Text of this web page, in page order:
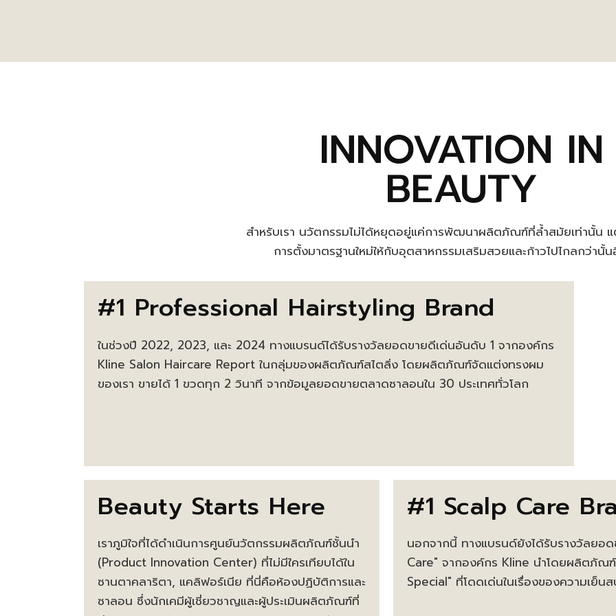
INNOVATION IN
BEAUTY
สำหรับเรา นวัตกรรมไม่ได้หยุดอยู่แค่การพัฒนาผลิตภัณฑ์ที่ล้ำสมัยเท่านั้น
การตั้งมาตรฐานใหม่ให้กับอุตสาหกรรมเสริมสวยและก้าวไปไกลกว่านั้
#1 Professional Hairstyling Brand
ในช่วงปี 2022, 2023, และ 2024 ทางแบรนด์ได้รับรางวัลยอดขายดีเด่นอันดับ 1 จากองค์กร
Kline Salon Haircare Report ในกลุ่มของผลิตภัณฑ์สไตลิ่ง โดยผลิตภัณฑ์จัดแต่งทรงผม
ของเรา ขายได้ 1 ขวดทุก 2 วินาที จากข้อมูลยอดขายตลาดซาลอนใน 30 ประเทศทั่วโลก
Beauty Starts Here
เราภูมิใจที่ได้ดำเนินการศูนย์นวัตกรรมผลิตภัณฑ์ชั้นนำ
(Product Innovation Center) ที่ไม่มีใครเทียบได้ใน
ซานตาคลาริตา, แคลิฟอร์เนีย ที่นี่คือห้องปฏิบัติการและ
ซาลอน ซึ่งนักเคมีผู้เชี่ยวชาญและผู้ประเมินผลิตภัณฑ์ที่
#1 Scalp Care
นอกจากนี้ ทางแบรนด์ยังได้รับรางวัลยอ
Care" จากองค์กร Kline นำโดยผลิตภัณ
Special" ที่โดดเด่นในเรื่องของความเย็